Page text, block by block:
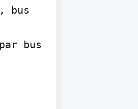
bus
bus